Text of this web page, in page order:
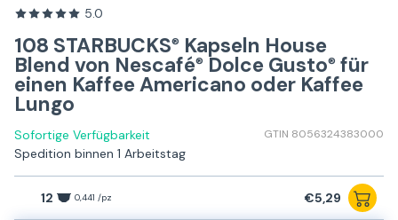
5.0
108 STARBUCKS® Kapseln House
Blend von Nescafé® Dolce Gusto® für
einen Kaffee Americano oder Kaffee
Lungo
Sofortige Verfügbarkeit GTIN 8056324383000
Spedition binnen 1 Arbeitstag
12 0,441 /pz €5,29